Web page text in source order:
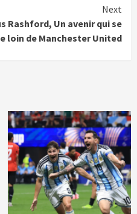
Next
Rashford, Un avenir qui se
loin de Manchester United